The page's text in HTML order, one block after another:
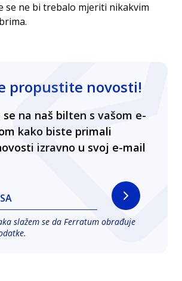
se ne bi trebalo mjeriti nikakvim
propustite novosti!
na naš bilten s vašom e-
kako biste primali
izravno u svoj e-mail
slažem se da Ferratum obrađuje